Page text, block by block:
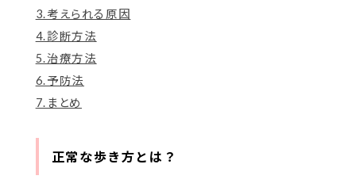
3.考えられる原因
4.診断方法
5.治療方法
6.予防法
7.まとめ
正常な歩き方とは？